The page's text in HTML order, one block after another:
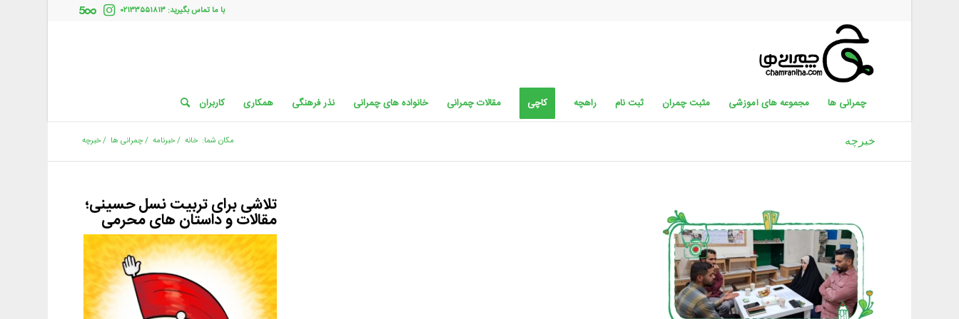
با ما تماس بگیرید: ۰۲۱۳۳۵۵۱۸۱۳
چمرانی ها مجموعه های آموزشی مثبت چمران ثبت نام راهچه کاچی مقالات چمرانی خانواده های چمرانی نذر فرهنگی همکاری کاربران
خبرچه مکان شما: خانه /خبرنامه /چمرانی ها /خبرچه
تلاشی برای تربیت نسل حسینی؛
مقالات و داستان های محرمی